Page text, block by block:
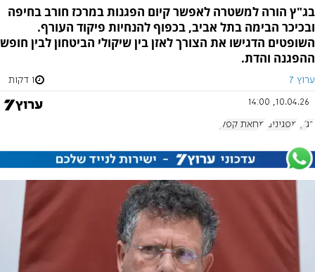
בג"ץ הורה למשטרה לאפשר קיום הפגנות במרכז חורב בחיפה
ובכיכר הבימה בתל אביב, בכפוף להנחיות פיקוד העורף.
השופטים הדגישו את הצורך לאזן בין שיקולי הביטחון לבין חופש
ההפגנה והדת.
ערוץ 7 1 דקות
10.04.26, 14:00
בג"ץ מפגינים מחאת קפלן